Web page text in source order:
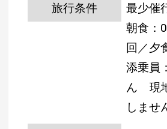
旅行条件
最少催
朝食：
回／夕
添乗員
ん
現
しませ